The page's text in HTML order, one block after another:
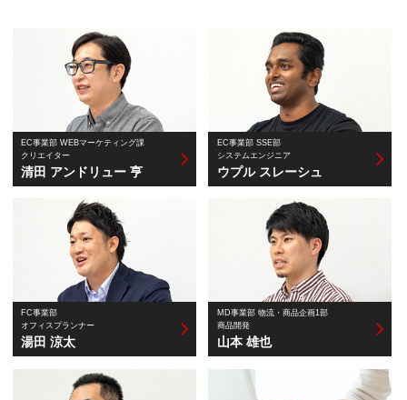
EC事業部 WEBマーケティング課
クリエイター
清田 アンドリュー 亨
EC事業部 SSE部
システムエンジニア
ウプル スレーシュ
FC事業部
オフィスプランナー
湯田 涼太
MD事業部 物流・商品企画1部
商品開発
山本 雄也